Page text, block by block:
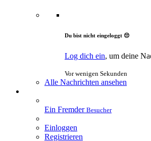
Du bist nicht eingeloggt 😔
Log dich ein, um deine
Vor wenigen Sekunden
Alle Nachrichten ansehen
Ein Fremder Besucher
Einloggen
Registrieren